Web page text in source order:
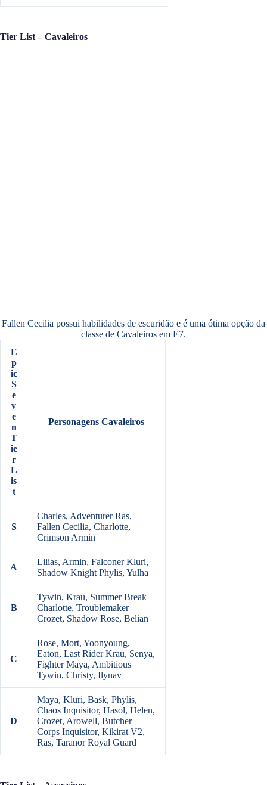
Tier List – Cavaleiros
Fallen Cecilia possui habilidades de escuridão e é uma ótima opção da
classe de Cavaleiros em E7.
E
p
ic
S
e
v
e
n
T
ie
r
L
is
t
Personagens Cavaleiros
S
Charles, Adventurer Ras,
Fallen Cecilia, Charlotte,
Crimson Armin
A
Lilias, Armin, Falconer Kluri,
Shadow Knight Phylis, Yulha
B
Tywin, Krau, Summer Break
Charlotte, Troublemaker
Crozet, Shadow Rose, Belian
C
Rose, Mort, Yoonyoung,
Eaton, Last Rider Krau, Senya,
Fighter Maya, Ambitious
Tywin, Christy, Ilynav
D
Maya, Kluri, Bask, Phylis,
Chaos Inquisitor, Hasol, Helen,
Crozet, Arowell, Butcher
Corps Inquisitor, Kikirat V2,
Ras, Taranor Royal Guard